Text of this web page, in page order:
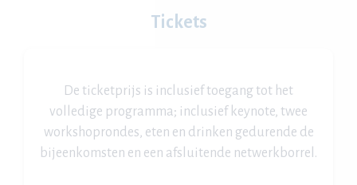
Tickets
De ticketprijs is inclusief toegang tot het
volledige programma; inclusief keynote, twee
workshoprondes, eten en drinken gedurende de
bijeenkomsten en een afsluitende netwerkborrel.